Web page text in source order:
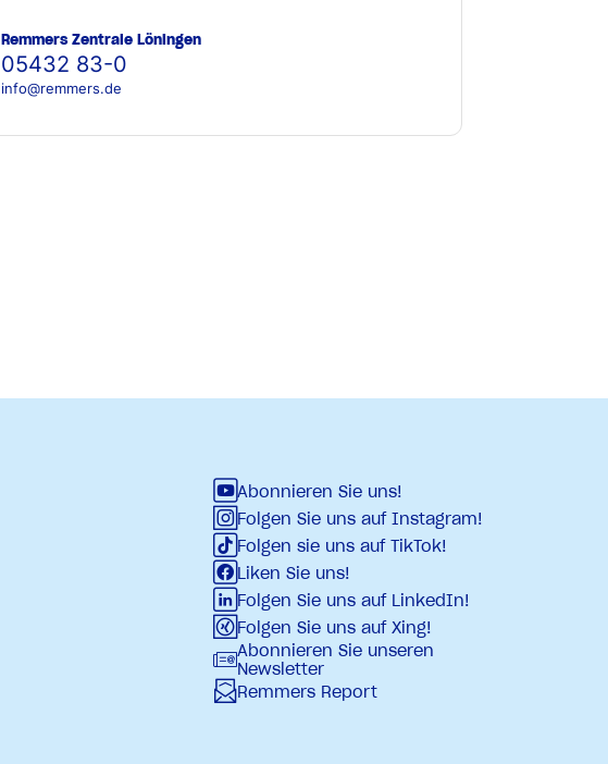
Remmers Zentrale Löningen
05432 83-0
info@remmers.de
Abonnieren Sie uns!
Folgen Sie uns auf Instagram!
Folgen sie uns auf TikTok!
Liken Sie uns!
Folgen Sie uns auf LinkedIn!
Folgen Sie uns auf Xing!
Abonnieren Sie unseren
Newsletter
Remmers Report